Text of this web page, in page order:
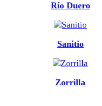
Río Duero
Sanitio
Zorrilla